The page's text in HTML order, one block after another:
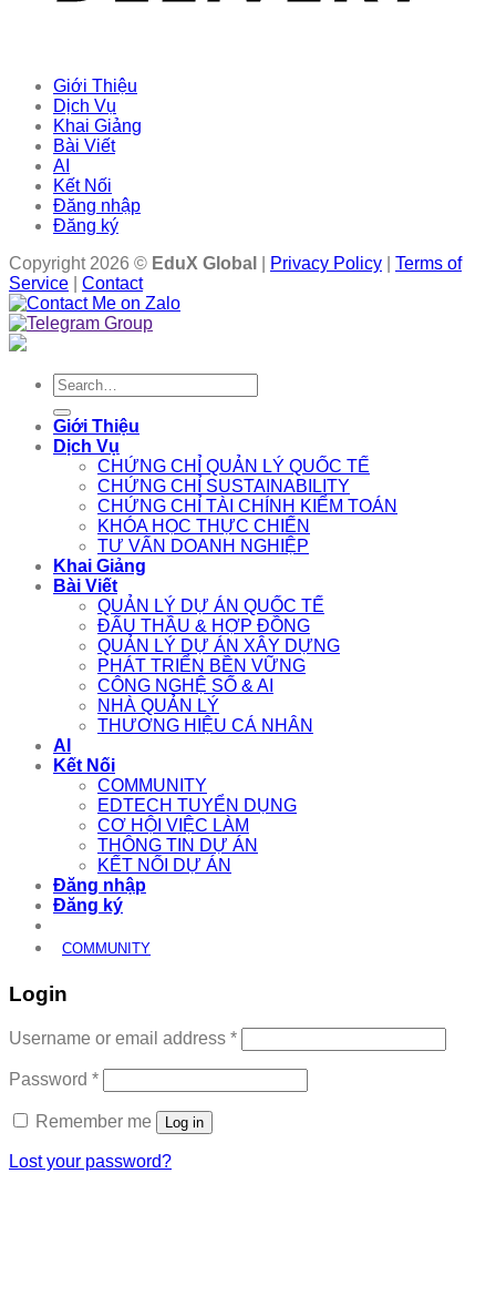
Giới Thiệu
Dịch Vụ
Khai Giảng
Bài Viết
AI
Kết Nối
Đăng nhập
Đăng ký
Copyright 2026 © EduX Global Privacy Policy
Terms of
Service
Contact
Search
for:
Giới Thiệu
Dịch Vụ
CHỨNG CHỈ QUẢN LÝ QUỐC TẾ
CHỨNG CHỈ SUSTAINABILITY
CHỨNG CHỈ TÀI CHÍNH KIỂM TOÁN
KHÓA HỌC THỰC CHIẾN
TƯ VẤN DOANH NGHIỆP
Khai Giảng
Bài Viết
QUẢN LÝ DỰ ÁN QUỐC TẾ
ĐẤU THẦU & HỢP ĐỒNG
QUẢN LÝ DỰ ÁN XÂY DỰNG
PHÁT TRIỂN BỀN VỮNG
CÔNG NGHỆ SỐ & AI
NHÀ QUẢN LÝ
THƯƠNG HIỆU CÁ NHÂN
AI
Kết Nối
COMMUNITY
EDTECH TUYỂN DỤNG
CƠ HỘI VIỆC LÀM
THÔNG TIN DỰ ÁN
KẾT NỐI DỰ ÁN
Đăng nhập
Đăng ký
COMMUNITY
Login
Username or email address *Required
Password *Required
Remember me Log in
Lost your password?